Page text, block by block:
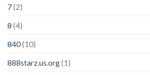
7(2)
8 (4)
840(10)
888starz.us.org(1)